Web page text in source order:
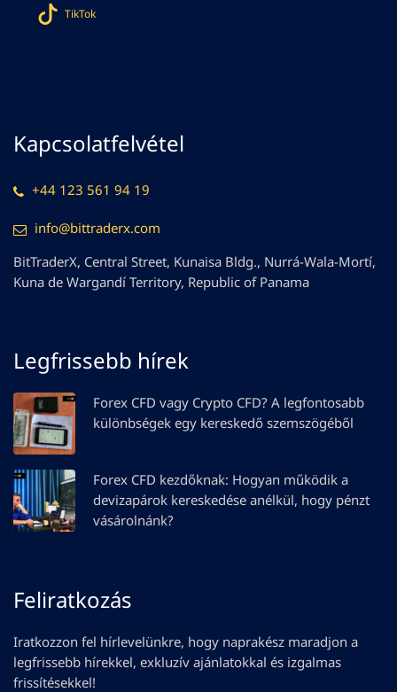
TikTok
Kapcsolatfelvétel
+44 123 561 94 19
info@bittraderx.com
BitTraderX, Central Street, Kunaisa Bldg., Nurrá-Wala-Mortí,
Kuna de Wargandí Territory, Republic of Panama
Legfrissebb hírek
Forex CFD vagy Crypto CFD? A legfontosabb
különbségek egy kereskedő szemszögéből
Forex CFD kezdőknak: Hogyan működik a
devizapárok kereskedése anélkül, hogy pénzt
vásárolnánk?
Feliratkozás
Iratkozzon fel hírlevelünkre, hogy naprakész maradjon a
legfrissebb hírekkel, exkluzív ajánlatokkal és izgalmas
frissítésekkel!